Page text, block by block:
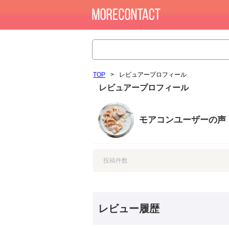
TOP > レビュアープロフィール
レビュアープロフィール
モアコンユーザーの声
投稿件数
レビュー履歴